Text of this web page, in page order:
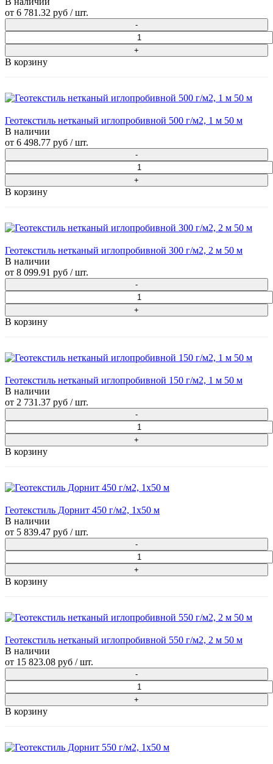
от 6 781.32 руб / шт.
В корзину
Геотекстиль нетканый иглопробивной 500 г/м2, 1 м 50 м
В наличии
от 6 498.77 руб / шт.
В корзину
Геотекстиль нетканый иглопробивной 300 г/м2, 2 м 50 м
В наличии
от 8 099.91 руб / шт.
В корзину
Геотекстиль нетканый иглопробивной 150 г/м2, 1 м 50 м
В наличии
от 2 731.37 руб / шт.
В корзину
Геотекстиль Дорнит 450 г/м2, 1х50 м
В наличии
от 5 839.47 руб / шт.
В корзину
Геотекстиль нетканый иглопробивной 550 г/м2, 2 м 50 м
В наличии
от 15 823.08 руб / шт.
В корзину